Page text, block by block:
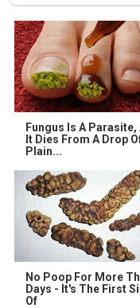
Fungus Is A Parasite,
It Dies From A Drop
Plain...
No Poop For More
Days - It's The First
Of